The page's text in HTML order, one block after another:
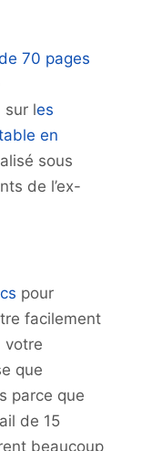
70 pages
sur les
en
sous
de l’ex-
pour
facilement
votre
que
parce que
de 15
beaucoup